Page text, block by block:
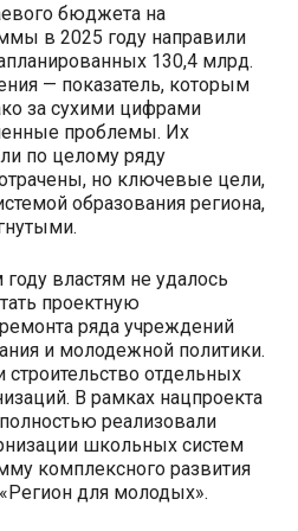
бюджета на
в 2025 году направили
130,4 млрд.
— показатель, которым
за сухими цифрами
проблемы. Их
по целому ряду
но ключевые цели,
образования региона,
властям не удалось
проектную
ряда учреждений
и молодежной политики.
отдельных
В рамках нацпроекта
реализовали
школьных систем
комплексного развития
для молодых».